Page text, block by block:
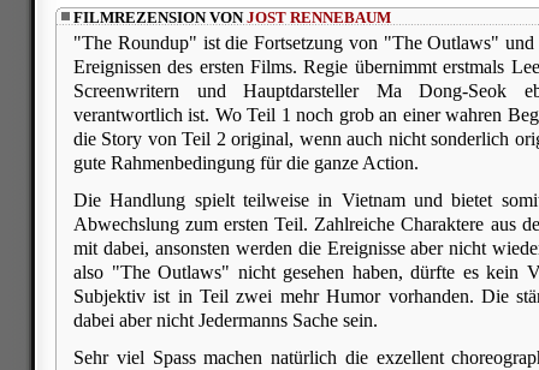
FILMREZENSION VONJOST RENNEBAUM
"The Roundup" ist die Fortsetzung von "The Outlaws" und
Ereignissen des ersten Films. Regie übernimmt erstmals
Screenwritern und Hauptdarsteller Ma Dong-Seok
verantwortlich ist. Wo Teil 1 noch grob an einer wahren
die Story von Teil 2 original, wenn auch nicht sonderlich
gute Rahmenbedingung für die ganze Action.
Die Handlung spielt teilweise in Vietnam und bietet
Abwechslung zum ersten Teil. Zahlreiche Charaktere aus
mit dabei, ansonsten werden die Ereignisse aber nicht
also "The Outlaws" nicht gesehen haben, dürfte es kein
Subjektiv ist in Teil zwei mehr Humor vorhanden. Die
dabei aber nicht Jedermanns Sache sein.
Sehr viel Spass machen natürlich die exzellent